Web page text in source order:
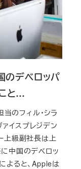
のデベロッパ
と…
のフィル・シラ
イスプレジデン
上級副社長は上
中国のデベロッ
よると、Appleは